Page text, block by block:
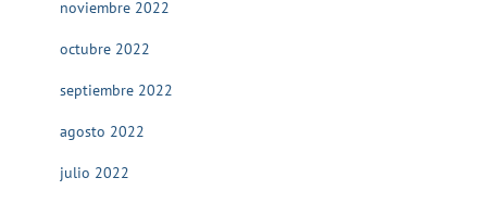
noviembre 2022
octubre 2022
septiembre 2022
agosto 2022
julio 2022